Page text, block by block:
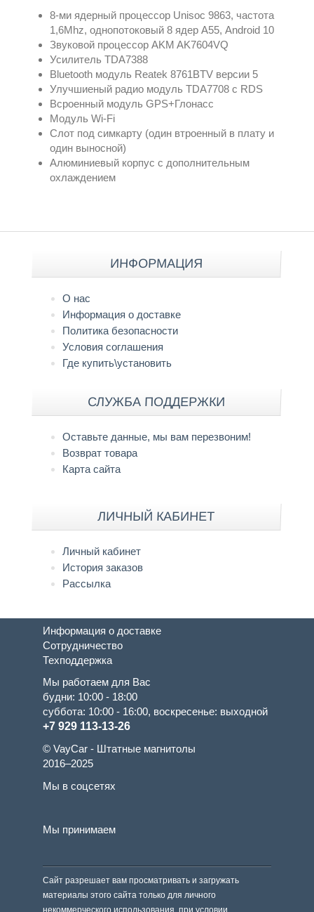
8-ми ядерный процессор Unisoc 9863, частота
1,6Mhz, однопотоковый 8 ядер А55, Android 10
Звуковой процессор AKM AK7604VQ
Усилитель TDA7388
Bluetooth модуль Reatek 8761BTV версии 5
Улучшиеный радио модуль TDA7708 с RDS
Всроенный модуль GPS+Глонасс
Модуль Wi-Fi
Слот под симкарту (один втроенный в плату и
один выносной)
Алюминиевый корпус с дополнительным
охлаждением
ИНФОРМАЦИЯ
О нас
Информация о доставке
Политика безопасности
Условия соглашения
Где купить\установить
СЛУЖБА ПОДДЕРЖКИ
Оставьте данные, мы вам перезвоним!
Возврат товара
Карта сайта
ЛИЧНЫЙ КАБИНЕТ
Личный кабинет
История заказов
Рассылка
Информация о доставке
Сотрудничество
Техподдержка
Мы работаем для Вас
будни: 10:00 - 18:00
суббота: 10:00 - 16:00, воскресенье: выходной
+7 929 113-13-26
© VayCar - Штатные магнитолы
2016–2025
Мы в соцсетях
Мы принимаем
Сайт разрешает вам просматривать и загружать
материалы этого сайта только для личного
некоммерческого использования, при условии